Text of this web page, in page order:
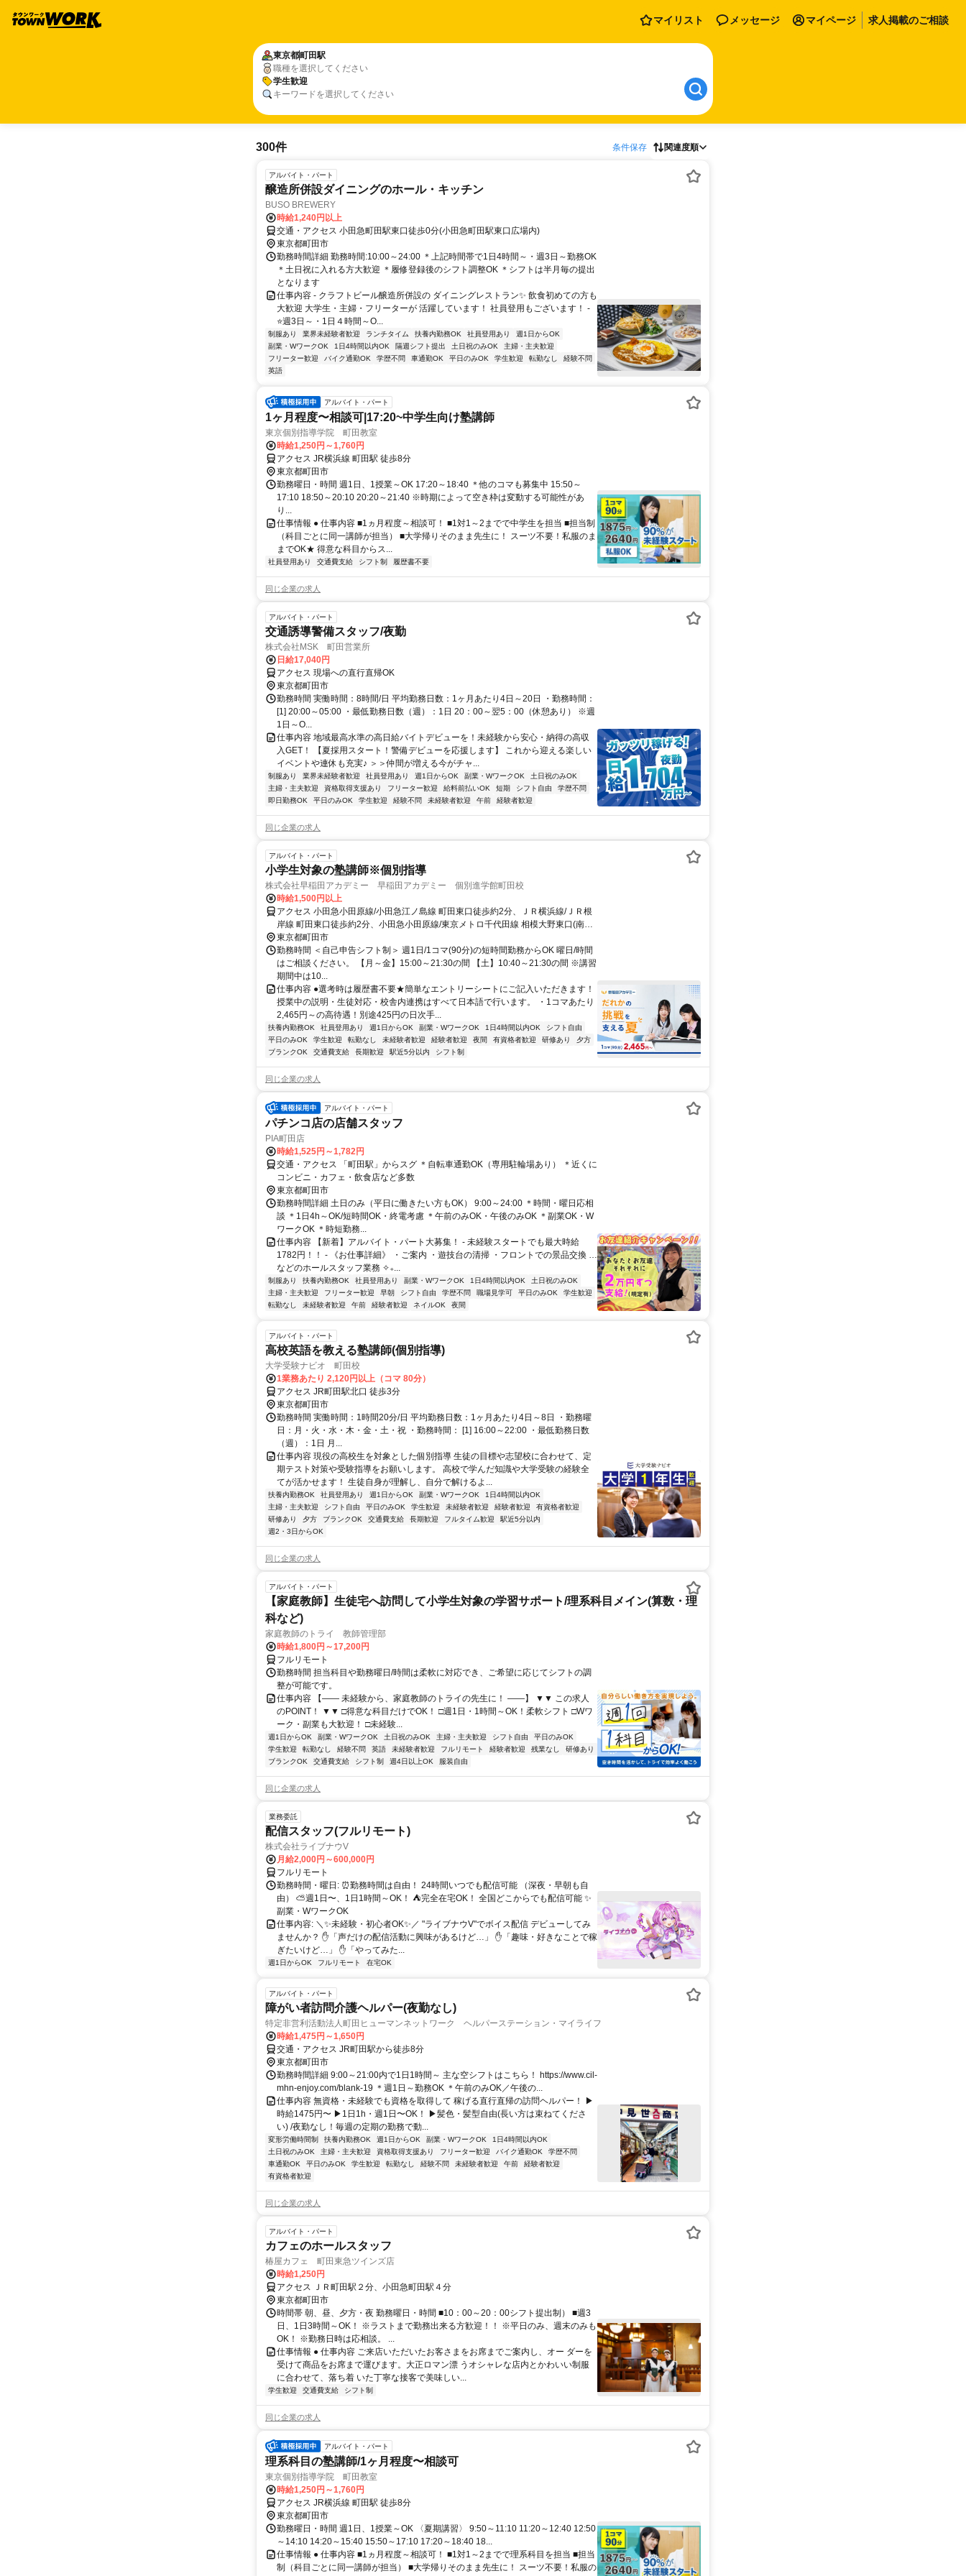
マイリスト メッセージ マイページ 求人掲載のご相談
東京都町田駅
職種を選択してください
学生歓迎
キーワードを選択してください
300件 条件保存 関連度順
アルバイト・パート
醸造所併設ダイニングのホール・キッチン
BUSO BREWERY
時給1,240円以上
交通・アクセス 小田急町田駅東口徒歩0分(小田急町田駅東口広場内)
東京都町田市
勤務時間詳細 勤務時間:10:00～24:00 ＊上記時間帯で1日4時間～・週3日～勤務OK
＊土日祝に入れる方大歓迎 ＊履修登録後のシフト調整OK ＊シフトは半月毎の提出
となります
仕事内容 - クラフトビール醸造所併設の ダイニングレストラン✨ 飲食初めての方も
大歓迎 大学生・主婦・フリーターが 活躍しています！ 社員登用もございます！ -
⭐週3日～・1日４時間～O...
制服あり 業界未経験者歓迎 ランチタイム 扶養内勤務OK 社員登用あり
週1日からOK
副業・WワークOK
1日4時間以内OK 隔週シフト提出 土日祝のみOK
主婦・主夫歓迎
フリーター歓迎
バイク通勤OK 学歴不問 車通勤OK 平日のみOK 学生歓迎 転勤なし
経験不問
英語
アルバイト・パート
1ヶ月程度〜相談可|17:20~中学生向け塾講師
東京個別指導学院 町田教室
時給1,250円～1,760円
アクセス JR横浜線 町田駅 徒歩8分
東京都町田市
勤務曜日・時間 週1日、1授業～OK 17:20～18:40 ＊他のコマも募集中 15:50～
17:10 18:50～20:10 20:20～21:40 ※時期によって空き枠は変動する可能性があ
り...
仕事情報 ● 仕事内容 ■1ヵ月程度～相談可！ ■1対1～2までで中学生を担当 ■担当制
（科目ごとに同一講師が担当） ■大学帰りそのまま先生に！ スーツ不要！私服のま
までOK★ 得意な科目からス...
社員登用あり 交通費支給 シフト制 履歴書不要
同じ企業の求人
アルバイト・パート
交通誘導警備スタッフ/夜勤
株式会社MSK 町田営業所
日給17,040円
アクセス 現場への直行直帰OK
東京都町田市
勤務時間 実働時間：8時間/日 平均勤務日数：1ヶ月あたり4日～20日 ・勤務時間：
[1] 20:00～05:00 ・最低勤務日数（週）：1日 20：00～翌5：00（休憩あり） ※週
1日～O...
仕事内容 地域最高水準の高日給バイトデビューを！未経験から安心・納得の高収
入GET！ 【夏採用スタート！警備デビューを応援します】 これから迎える楽しい
イベントや連休も充実♪ ＞＞仲間が増える今がチャ...
制服あり 業界未経験者歓迎 社員登用あり 週1日からOK 副業・WワークOK
土日祝のみOK
主婦・主夫歓迎
資格取得支援あり フリーター歓迎 給料前払いOK 短期 シフト自由
学歴不問
即日勤務OK
平日のみOK 学生歓迎 経験不問 未経験者歓迎 午前 経験者歓迎
同じ企業の求人
アルバイト・パート
小学生対象の塾講師※個別指導
株式会社早稲田アカデミー 早稲田アカデミー 個別進学館町田校
時給1,500円以上
アクセス 小田急小田原線/小田急江ノ島線 町田東口徒歩約2分、ＪＲ横浜線/ＪＲ根
岸線 町田東口徒歩約2分、小田急小田原線/東京メトロ千代田線 相模大野東口(南出
口)徒歩約28分
東京都町田市
勤務時間 ＜自己申告シフト制＞ 週1日/1コマ(90分)の短時間勤務からOK 曜日/時間
はご相談ください。 【月～金】15:00～21:30の間 【土】10:40～21:30の間 ※講習
期間中は10...
仕事内容 ●選考時は履歴書不要★簡単なエントリーシートにご記入いただきます！
授業中の説明・生徒対応・校舎内連携はすべて日本語で行います。 ・1コマあたり
2,465円～の高待遇！別途425円の日次手...
扶養内勤務OK 社員登用あり 週1日からOK 副業・WワークOK 1日4時間以内OK
シフト自由
平日のみOK
学生歓迎 転勤なし 未経験者歓迎 経験者歓迎 夜間 有資格者歓迎 研修あり
夕方
ブランクOK
交通費支給 長期歓迎 駅近5分以内 シフト制
同じ企業の求人
アルバイト・パート
パチンコ店の店舗スタッフ
PIA町田店
時給1,525円～1,782円
交通・アクセス 「町田駅」からスグ ＊自転車通勤OK（専用駐輪場あり） ＊近くに
コンビニ・カフェ・飲食店など多数
東京都町田市
勤務時間詳細 土日のみ（平日に働きたい方もOK） 9:00～24:00 ＊時間・曜日応相
談 ＊1日4h～OK/短時間OK・終電考慮 ＊午前のみOK・午後のみOK ＊副業OK・W
ワークOK ＊時短勤務...
仕事内容 【新着】アルバイト・パート大募集！ - 未経験スタートでも最大時給
1782円！！ - 《お仕事詳細》 ・ご案内 ・遊技台の清掃 ・フロントでの景品交換 …
などのホールスタッフ業務 ✧₊...
制服あり 扶養内勤務OK 社員登用あり 副業・WワークOK 1日4時間以内OK
土日祝のみOK
主婦・主夫歓迎
フリーター歓迎 早朝 シフト自由 学歴不問 職場見学可 平日のみOK
学生歓迎
転勤なし
未経験者歓迎 午前 経験者歓迎 ネイルOK 夜間
アルバイト・パート
高校英語を教える塾講師(個別指導)
大学受験ナビオ 町田校
1業務あたり 2,120円以上（コマ 80分）
アクセス JR町田駅北口 徒歩3分
東京都町田市
勤務時間 実働時間：1時間20分/日 平均勤務日数：1ヶ月あたり4日～8日 ・勤務曜
日：月・火・水・木・金・土・祝 ・勤務時間： [1] 16:00～22:00 ・最低勤務日数
（週）：1日 月...
仕事内容 現役の高校生を対象とした個別指導 生徒の目標や志望校に合わせて、定
期テスト対策や受験指導をお願いします。 高校で学んだ知識や大学受験の経験全
てが活かせます！ 生徒自身が理解し、自分で解けるよ...
扶養内勤務OK 社員登用あり 週1日からOK 副業・WワークOK
1日4時間以内OK
主婦・主夫歓迎
シフト自由 平日のみOK 学生歓迎 未経験者歓迎 経験者歓迎
有資格者歓迎
研修あり
夕方 ブランクOK 交通費支給 長期歓迎 フルタイム歓迎
駅近5分以内
週2・3日からOK
同じ企業の求人
アルバイト・パート
【家庭教師】生徒宅へ訪問して小学生対象の学習サポート/理系科目メイン(算数・理
科など)
家庭教師のトライ 教師管理部
時給1,800円～17,200円
フルリモート
勤務時間 担当科目や勤務曜日/時間は柔軟に対応でき、ご希望に応じてシフトの調
整が可能です。
仕事内容 【―― 未経験から、家庭教師のトライの先生に！ ――】 ▼▼ この求人
のPOINT！ ▼▼ □得意な科目だけでOK！ □週1日・1時間～OK！柔軟シフト □Wワ
ーク・副業も大歓迎！ □未経験...
週1日からOK 副業・WワークOK 土日祝のみOK 主婦・主夫歓迎 シフト自由
平日のみOK
学生歓迎
転勤なし 経験不問 英語 未経験者歓迎 フルリモート 経験者歓迎 残業なし
研修あり
ブランクOK
交通費支給 シフト制 週4日以上OK 服装自由
同じ企業の求人
業務委託
配信スタッフ(フルリモート)
株式会社ライブナウV
月給2,000円～600,000円
フルリモート
勤務時間・曜日: ⏰勤務時間は自由！ 24時間いつでも配信可能 （深夜・早朝も自
由） ⛅週1日〜、1日1時間～OK！ ⛺完全在宅OK！ 全国どこからでも配信可能 ✨
副業・WワークOK
仕事内容: ＼✨未経験・初心者OK✨／ "ライブナウV"でボイス配信 デビューしてみ
ませんか？ ✋「声だけの配信活動に興味があるけど…」 ✋「趣味・好きなことで稼
ぎたいけど…」 ✋「やってみた...
週1日からOK フルリモート 在宅OK
アルバイト・パート
障がい者訪問介護ヘルパー(夜勤なし)
特定非営利活動法人町田ヒューマンネットワーク ヘルパーステーション・マイライフ
時給1,475円～1,650円
交通・アクセス JR町田駅から徒歩8分
東京都町田市
勤務時間詳細 9:00～21:00内で1日1時間～ 主な空シフトはこちら！ https://www.cil-
mhn-enjoy.com/blank-19 ＊週1日～勤務OK ＊午前のみOK／午後の...
仕事内容 無資格・未経験でも資格を取得して 稼げる直行直帰の訪問ヘルパー！ ▶
時給1475円〜 ▶1日1h・週1日〜OK！ ▶髪色・髪型自由(長い方は束ねてくださ
い) /夜勤なし！毎週の定期の勤務で動...
変形労働時間制 扶養内勤務OK 週1日からOK 副業・WワークOK
1日4時間以内OK
土日祝のみOK
主婦・主夫歓迎 資格取得支援あり フリーター歓迎 バイク通勤OK
学歴不問
車通勤OK
平日のみOK 学生歓迎 転勤なし 経験不問 未経験者歓迎 午前
経験者歓迎
有資格者歓迎
同じ企業の求人
アルバイト・パート
カフェのホールスタッフ
椿屋カフェ 町田東急ツインズ店
時給1,250円
アクセス ＪＲ町田駅２分、小田急町田駅４分
東京都町田市
時間帯 朝、昼、夕方・夜 勤務曜日・時間 ■10：00～20：00シフト提出制） ■週3
日、1日3時間～OK！ ※ラストまで勤務出来る方歓迎！！ ※平日のみ、週末のみも
OK！ ※勤務日時は応相談。 ...
仕事情報 ● 仕事内容 ご来店いただいたお客さまをお席までご案内し、オー ダーを
受けて商品をお席まで運びます。大正ロマン漂 うオシャレな店内とかわいい制服
に合わせて、落ち着 いた丁寧な接客で美味しい...
学生歓迎 交通費支給 シフト制
同じ企業の求人
アルバイト・パート
理系科目の塾講師/1ヶ月程度〜相談可
東京個別指導学院 町田教室
時給1,250円～1,760円
アクセス JR横浜線 町田駅 徒歩8分
東京都町田市
勤務曜日・時間 週1日、1授業～OK 〈夏期講習〉 9:50～11:10 11:20～12:40 12:50
～14:10 14:20～15:40 15:50～17:10 17:20～18:40 18...
仕事情報 ● 仕事内容 ■1ヵ月程度～相談可！ ■1対1～2までで理系科目を担当 ■担当
制（科目ごとに同一講師が担当） ■大学帰りそのまま先生に！ スーツ不要！私服の